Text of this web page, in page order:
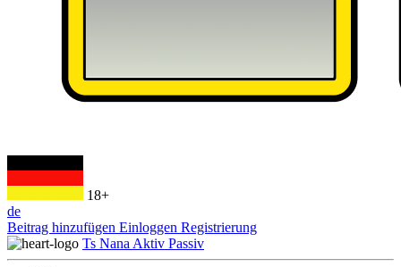
18+
de
Beitrag hinzufügen Einloggen Registrierung
Ts Nana Aktiv Passiv